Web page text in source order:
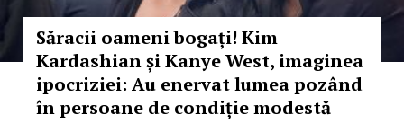
Săracii oameni bogați! Kim
Kardashian și Kanye West, imaginea
ipocriziei: Au enervat lumea pozând
în persoane de condiție modestă